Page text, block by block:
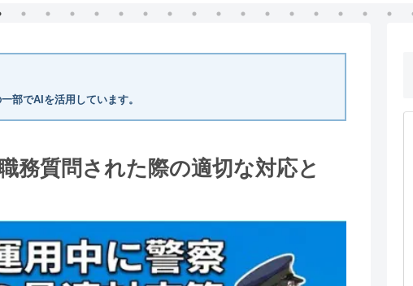
部でAIを活用しています。
務質問された際の適切な対応と